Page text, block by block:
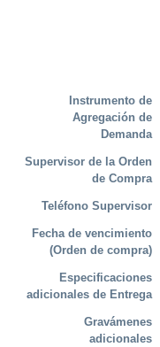
Instrumento de
Agregación de
Demanda
Supervisor de la Orden
de Compra
Teléfono Supervisor
Fecha de vencimiento
(Orden de compra)
Especificaciones
adicionales de Entrega
Gravámenes
adicionales